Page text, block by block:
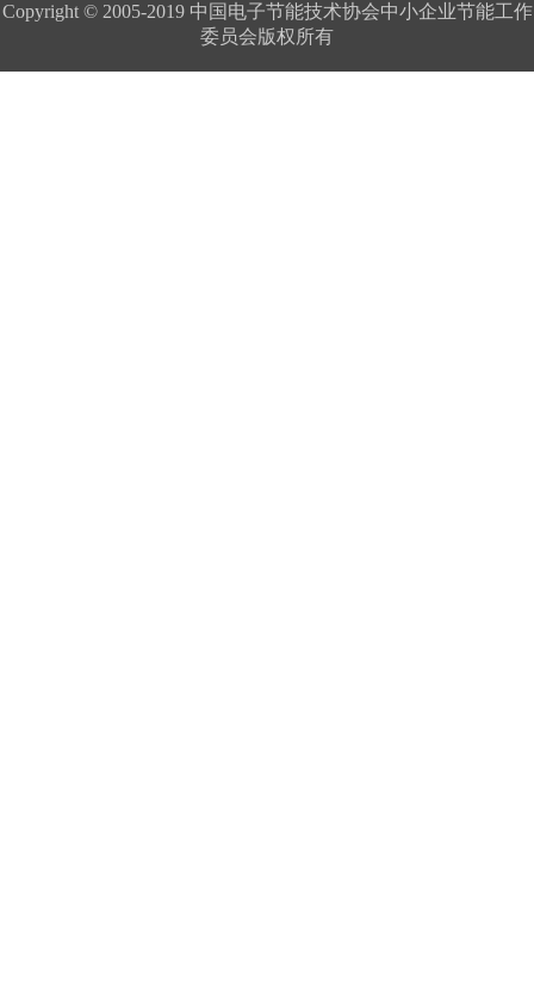
Copyright © 2005-2019 中国电子节能技术协会中小企业节能工作
委员会版权所有